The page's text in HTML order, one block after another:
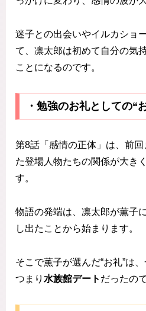
迷子との出会いやイルカショ
て、凛太郎は初めて自分の気
ことになるのです。
・勉強のお礼としての“
第8話「感情の正体」は、前
た登場人物たちの関係が大き
す。
物語の発端は、凛太郎が薫子
し出たことから始まります。
そこで薫子が選んだ“お礼”は
つまり 水族館デート だったの